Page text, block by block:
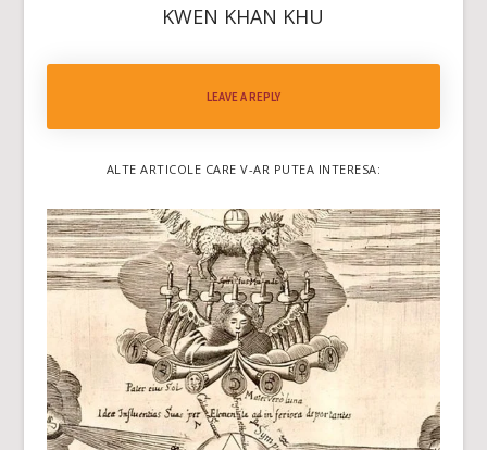
KWEN KHAN KHU
LEAVE A REPLY
ALTE ARTICOLE CARE V-AR PUTEA INTERESA: